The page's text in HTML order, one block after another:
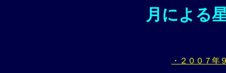
月による
・２００７